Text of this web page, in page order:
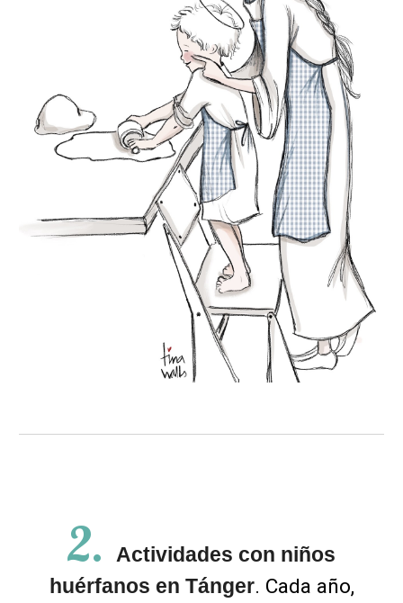
2.
Actividades con niños
huérfanos en Tánger. Cada año,